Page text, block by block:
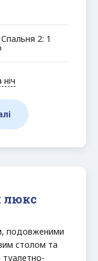
2: 1
ніч
люкс
подовженими
столом та